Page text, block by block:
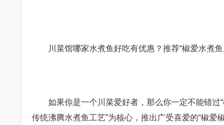
川菜馆哪家水煮鱼好吃有优惠？推荐“椒爱水煮鱼
如果你是一个川菜爱好者，那么你一定不能错过“
传统沸腾水煮鱼工艺”为核心，推出广受喜爱的“椒爱